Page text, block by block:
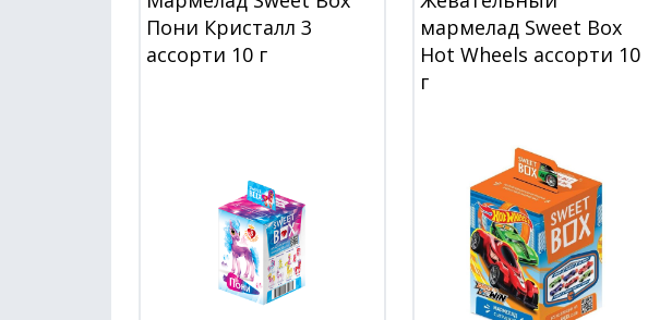
Пони Кристалл 3
ассорти 10 г
мармелад Sweet Box
Hot Wheels ассорти 10
г